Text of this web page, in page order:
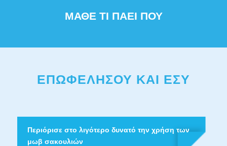
ΜΑΘΕ ΤΙ ΠΑΕΙ ΠΟΥ
ΕΠΩΦΕΛΗΣΟΥ ΚΑΙ ΕΣΥ
Περιόρισε στο λιγότερο δυνατό την χρήση των
μωβ σακουλιών